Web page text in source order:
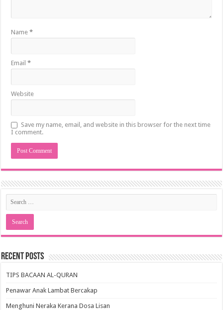
Name*
Email*
Website
Save my name, email, and website in this browser for the next time
I comment.
Recent Posts
TIPS BACAAN AL-QURAN
Penawar Anak Lambat Bercakap
Menghuni Neraka Kerana Dosa Lisan